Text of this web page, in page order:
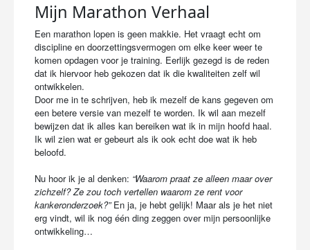
Mijn Marathon Verhaal
Een marathon lopen is geen makkie. Het vraagt echt om
discipline en doorzettingsvermogen om elke keer weer te
komen opdagen voor je training. Eerlijk gezegd is de reden
dat ik hiervoor heb gekozen dat ik die kwaliteiten zelf wil
ontwikkelen.
Door me in te schrijven, heb ik mezelf de kans gegeven om
een betere versie van mezelf te worden. Ik wil aan mezelf
bewijzen dat ik alles kan bereiken wat ik in mijn hoofd haal.
Ik wil zien wat er gebeurt als ik ook echt doe wat ik heb
beloofd.
Nu hoor ik je al denken: “Waarom praat ze alleen maar over
zichzelf? Ze zou toch vertellen waarom ze rent voor
kankeronderzoek?”En ja, je hebt gelijk! Maar als je het niet
erg vindt, wil ik nog één ding zeggen over mijn persoonlijke
ontwikkeling…